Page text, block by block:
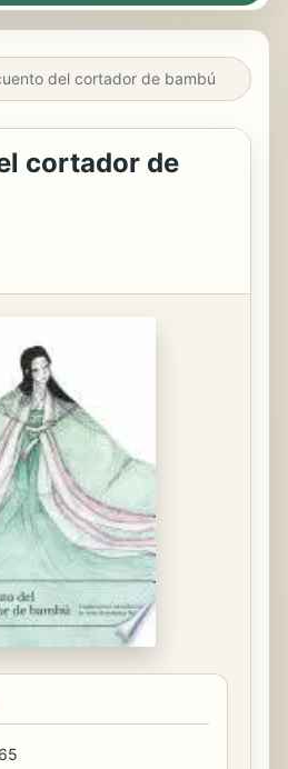
del cortador de bambú
cortador de
65